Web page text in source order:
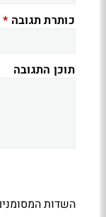
כותרת תגובה *
תוכן התגובה
השדות